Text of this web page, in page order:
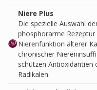
Niere Plus
Die spezielle Auswahl
phosphorarme
Nierenfunktion älterer
chronischer
schützen Antioxidantien
Radikalen.